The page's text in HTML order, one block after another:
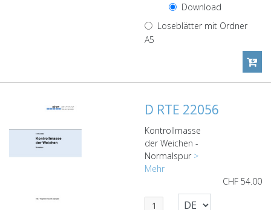
Download
Loseblätter mit Ordner
A5
D RTE 22056
Kontrollmasse
der Weichen -
Normalspur >
Mehr
CHF 54.00